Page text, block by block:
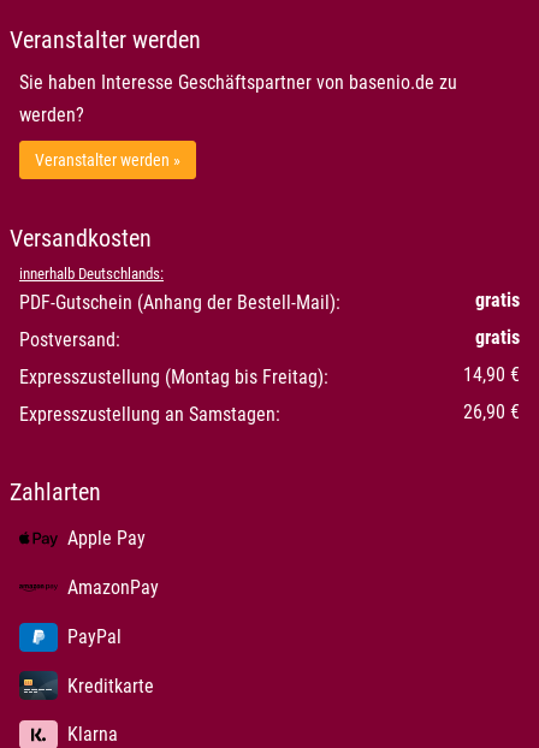
Veranstalter werden
Sie haben Interesse Geschäftspartner von basenio.de zu
werden?
Veranstalter werden »
Versandkosten
innerhalb Deutschlands:
PDF-Gutschein (Anhang der Bestell-Mail):
gratis
Postversand:
gratis
Expresszustellung (Montag bis Freitag):
14,90 €
Expresszustellung an Samstagen:
26,90 €
Zahlarten
Apple Pay
AmazonPay
PayPal
Kreditkarte
Klarna